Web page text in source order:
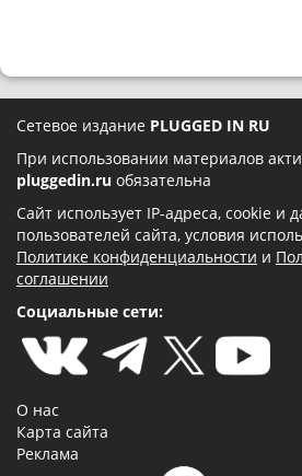
Сетевое издание PLUGGED IN RU
При использовании материалов
pluggedin.ru обязательна
Сайт использует IP-адреса, cookie и
пользователей сайта, условия
Политике конфиденциальности и
соглашении
Социальные сети:
О нас
Карта сайта
Реклама